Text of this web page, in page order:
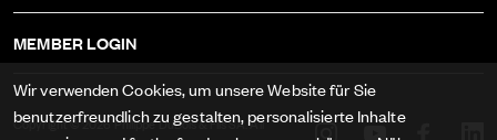
DBF002
DBF001
KALIBER AS-1895
AGB
DATENSCHUTZ
MEMBER LOGIN
Copyright © 2026 Philippe DuBois & Fils SA. All
Wir verwenden Cookies, um unsere Website für Sie
benutzerfreundlich zu gestalten, personalisierte Inhalte